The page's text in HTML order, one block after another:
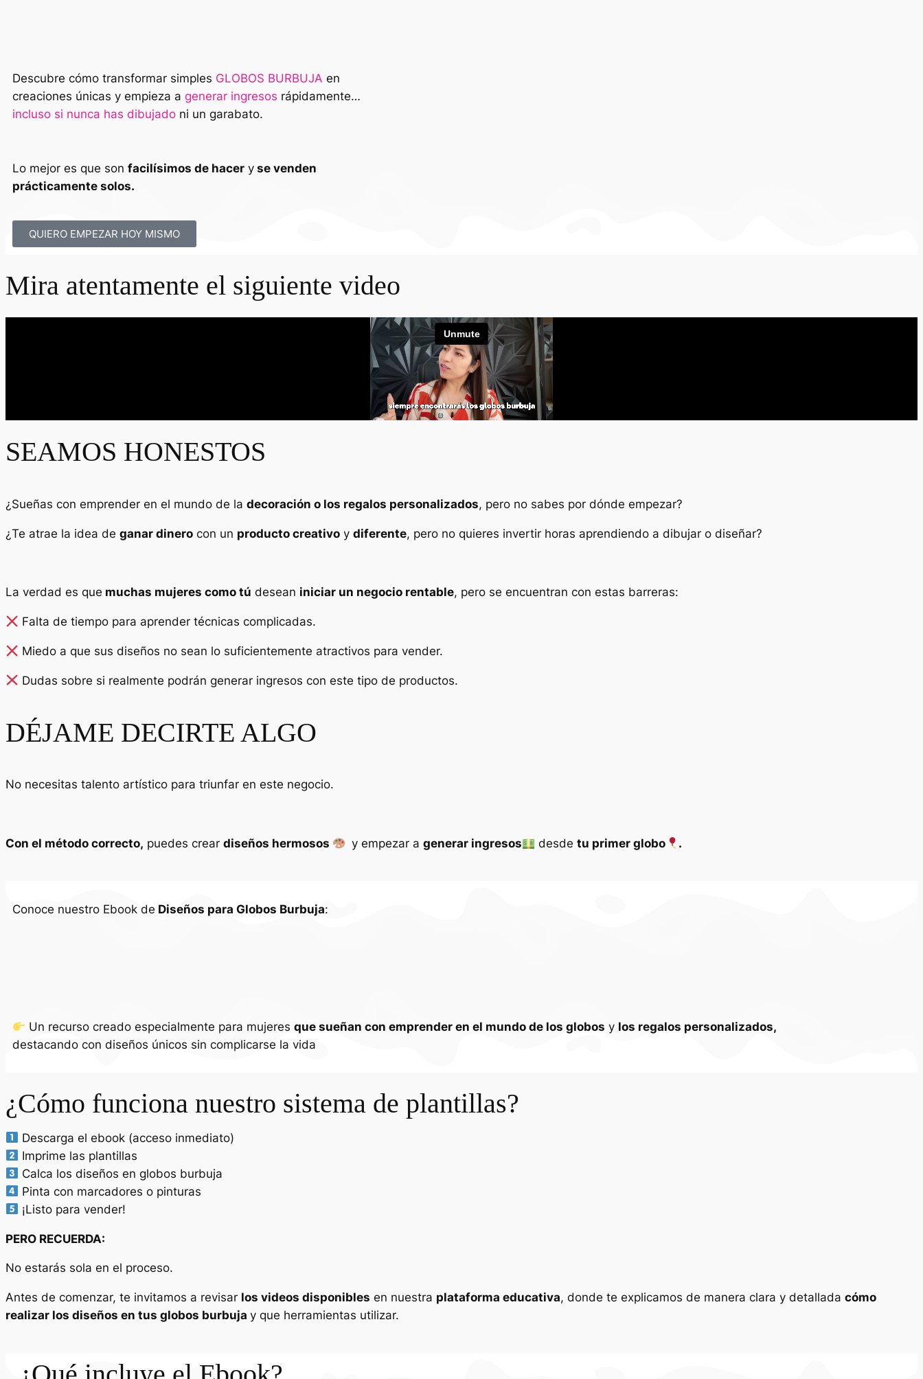
Descubre cómo transformar simples GLOBOS BURBUJA en
creaciones únicas y empieza a generar ingresos rápidamente…
incluso si nunca has dibujado ni un garabato.
Lo mejor es que son facilísimos de hacer y se venden
prácticamente solos.
QUIERO EMPEZAR HOY MISMO
Mira atentamente el siguiente video
SEAMOS HONESTOS
¿Sueñas con emprender en el mundo de la decoración o los regalos personalizados, pero no sabes por dónde empezar?
¿Te atrae la idea de ganar dinero con un producto creativo y diferente, pero no quieres invertir horas aprendiendo a dibujar o diseñar?
La verdad es que muchas mujeres como tú desean iniciar un negocio rentable, pero se encuentran con estas barreras:
Falta de tiempo para aprender técnicas complicadas.
Miedo a que sus diseños no sean lo suficientemente atractivos para vender.
Dudas sobre si realmente podrán generar ingresos con este tipo de productos.
DÉJAME DECIRTE ALGO
No necesitas talento artístico para triunfar en este negocio.
Con el método correcto, puedes crear diseños hermosos y empezar agenerar ingresos desdetu primer globo .
Conoce nuestro Ebook de Diseños para Globos Burbuja:
Un recurso creado especialmente para mujeresque sueñan con emprender en el mundo de los globos y los regalos personalizados,
destacando con diseños únicos sin complicarse la vida
¿Cómo funciona nuestro sistema de plantillas?
Descarga el ebook (acceso inmediato)
Imprime las plantillas
Calca los diseños en globos burbuja
Pinta con marcadores o pinturas
¡Listo para vender!
PERO RECUERDA:
No estarás sola en el proceso.
Antes de comenzar, te invitamos a revisar los videos disponibles en nuestra plataforma educativa, donde te explicamos de manera clara y detallada cómo
realizar los diseños en tus globos burbuja y que herramientas utilizar.